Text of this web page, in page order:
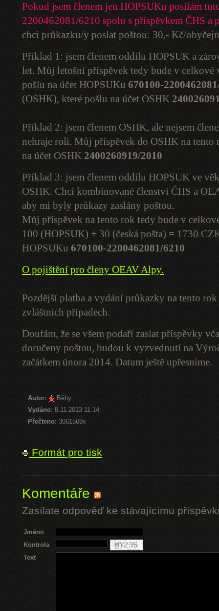
Pokud jsem členem jen HOPSUKu posílám
2200462081/6210 spolu s příspěvkem ČHS a
chci průkazku/y poslat poštou: 30,- Kč/
Příklad 1: jsem členem oddílu HOPSUK a
let. Můj letošní příspěvek tedy bude v
pošlu na účet HOPSUKu 670100-
(OSHK), které pošlu na účet OSHK
Příklad 2: jsem členem OSHK, ale nejsem
nehraje roli. Můj příspěvek do OSHK na tento
na účet OSHK 2400260919/2010
Příklad 3: jsem členem oddílu HOPSUK ve
OSHK. Chci kombinované členství ČHS a
aby mi byly průkazy zaslány poštou.
Můj příspěvek na tento rok tedy bude v
100 (HOPSUK) + 30 (česká pošta) = 1730
HOPSUKu 670100-2200462081/6210
O pojištění pro členy OEAV Alpy.
Pozdější platba a vydání průkazky na tento
zvláštních případech.
Doufám, že se všem podaří zaslat příspěvky
doručeny poštou, budou k vyzvednutí na
začátkem února 2014. Datum ještě upřesníme.
Autor:
Běhy
Vydáno: 8.11.2013 11:14
Přečteno: 3061569x
Formát pro tisk
Komentáře
Zasílate odpověď ke stávajícímu
Jméno
Kontrola
Text